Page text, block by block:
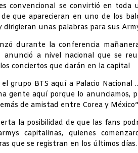
convencional se convirtió en toda
de que aparecieran en uno de los
dirigieran unas palabras para sus
durante la conferencia
anunció a nivel nacional que se
conciertos que darán en la capital
el grupo BTS aquí a Palacio
gente aquí porque lo anunciamos,
de amistad entre Corea y
la posibilidad de que las fans
capitalinas, quienes
que se registran en los últimos días.